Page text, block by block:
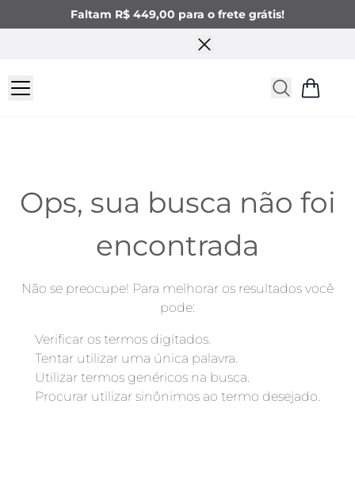
Faltam R$ 449,00 para o frete grátis!
Ops, sua busca não foi
encontrada
Não se preocupe! Para melhorar os resultados você
pode:
Verificar os termos digitados.
Tentar utilizar uma única palavra.
Utilizar termos genéricos na busca.
Procurar utilizar sinônimos ao termo desejado.